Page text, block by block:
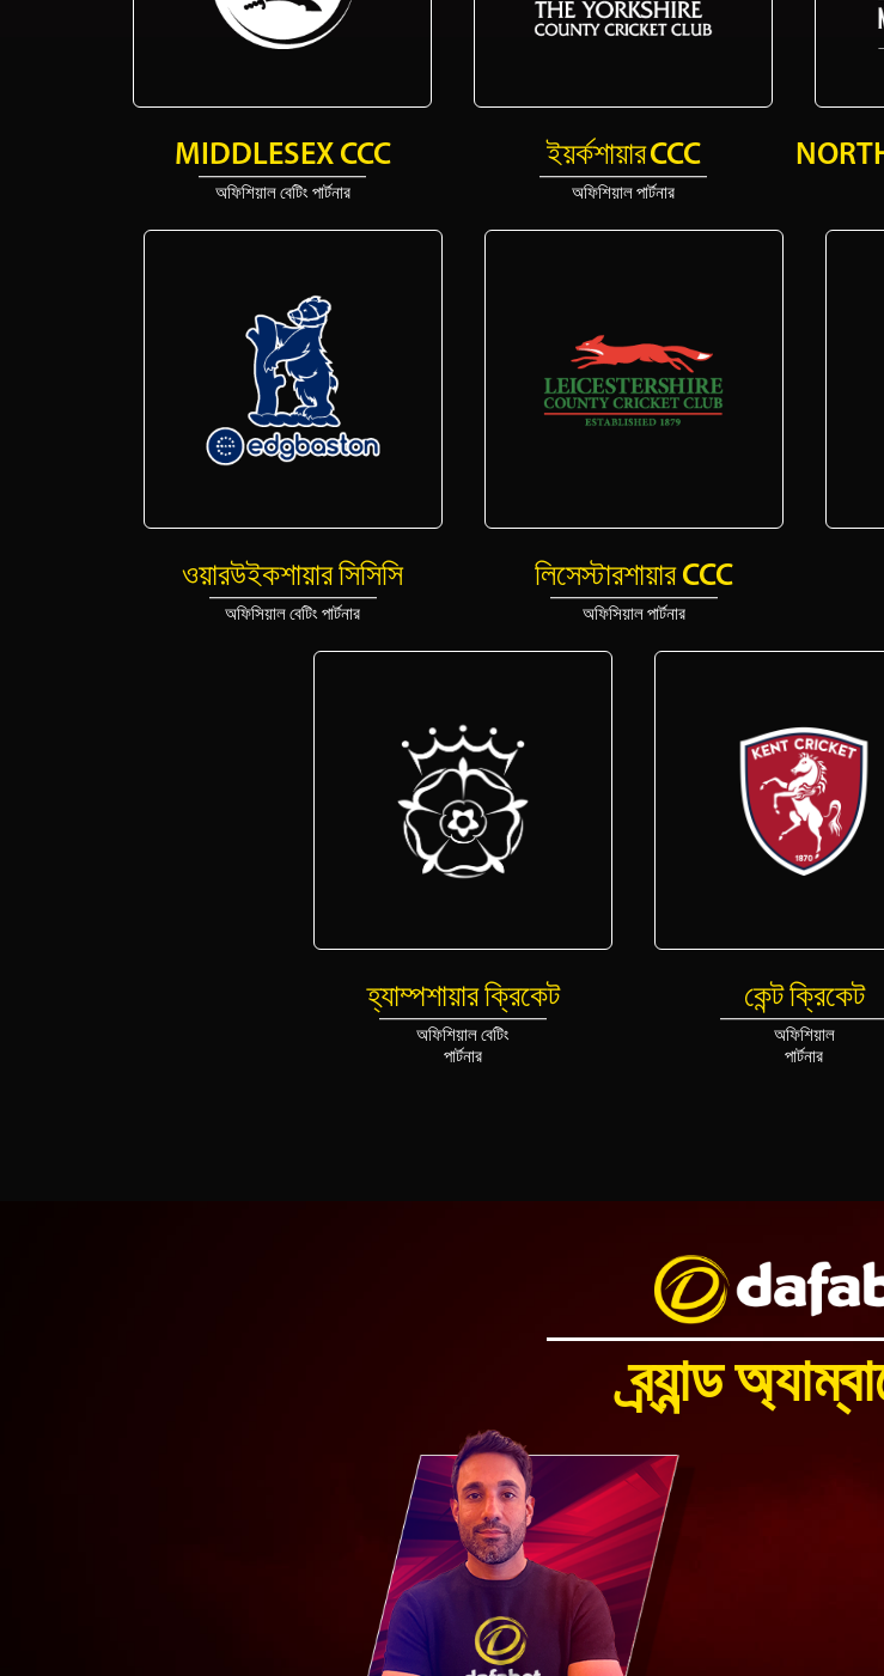
MIDDLESEX CCC
অফিশিয়াল বেটিং পার্টনার
ইয়র্কশায়ার CCC
অফিশিয়াল পার্টনার
ওয়ারউইকশায়ার সিসিসি
অফিসিয়াল বেটিং পার্টনার
লিসেস্টারশায়ার CCC
অফিসিয়াল পার্টনার
হ্যাম্পশায়ার ক্রিকেট
অফিশিয়াল বেটিং
পার্টনার
কেন্ট ক্রিকেট
অফিশিয়াল
পার্টনার
ব্র্যান্ড